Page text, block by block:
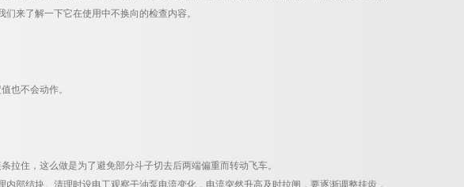
来了解一下它在使用中不换向的检查内容。
也不会动作。
住，这么做是为了避免部分斗子切去后两端偏重而转动飞车。
结块。清理时设电工观察干油泵电流变化，电流突然升高及时拉闸，要逐渐调整挂齿，